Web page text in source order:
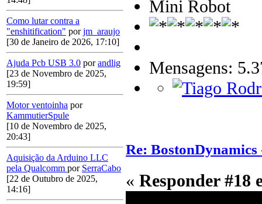
Como lutar contra a
"enshitification" porjm_araujo
[30 de Janeiro de 2026, 17:10]
Ajuda Pcb USB 3.0 porandlig
[23 de Novembro de 2025,
19:59]
Motor ventoinha por
KammutierSpule
[10 de Novembro de 2025,
20:43]
Aquisição da Arduino LLC
pela Qualcomm por SerraCabo
[22 de Outubro de 2025,
14:16]
Mini Robot
Mensagens:
Re:
« Responder #18